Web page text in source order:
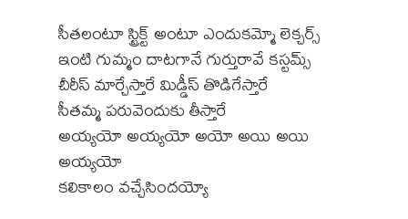
సీతలంటూ స్ట్రిక్ట్ అంటూ ఎందుకమ్మో లెక్చర్స్
ఇంటి గుమ్మం దాటగానే గుర్తురావే కస్టమ్స్
చీరీస్ మార్చేస్తారే మిడ్డీస్ తొడిగేస్తారే
సీతమ్మ పరువెందుకు తీస్తారే
అయ్యయో అయ్యయో అయో అయి అయి
అయ్యయో
కలికాలం వచ్చేసిందయ్యో